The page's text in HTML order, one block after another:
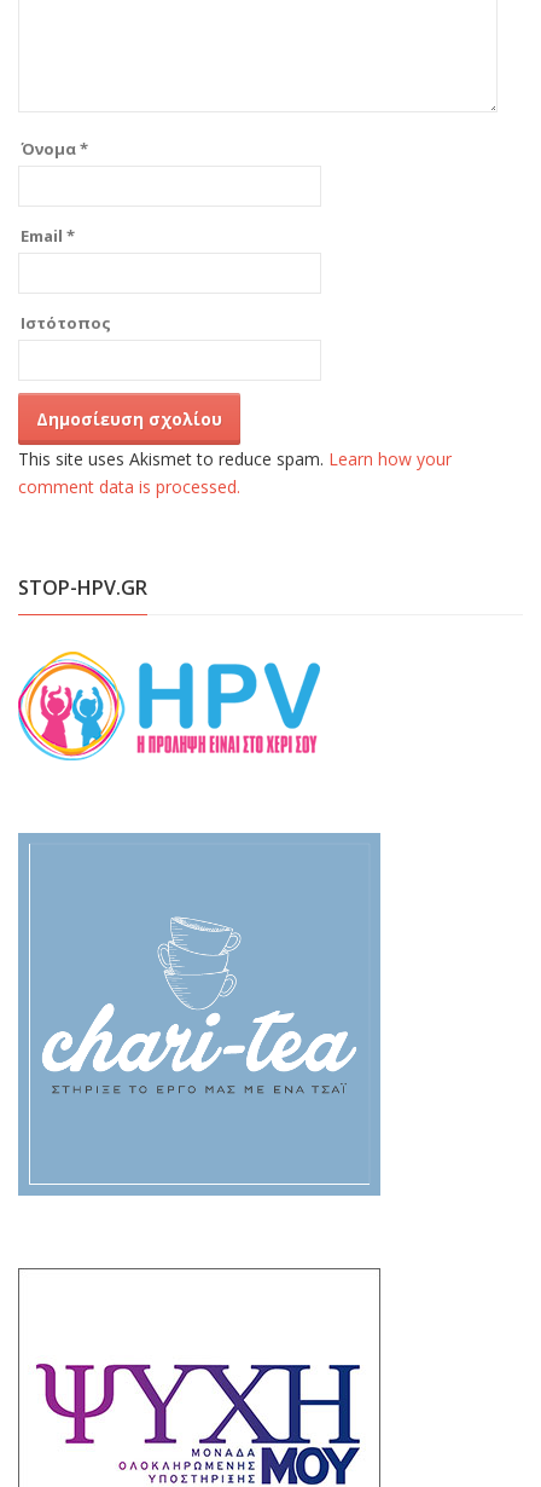
Όνομα*
Email *
Ιστότοπος
This site uses Akismet to reduce spam. Learn how your
comment data is processed.
STOP-HPV.GR